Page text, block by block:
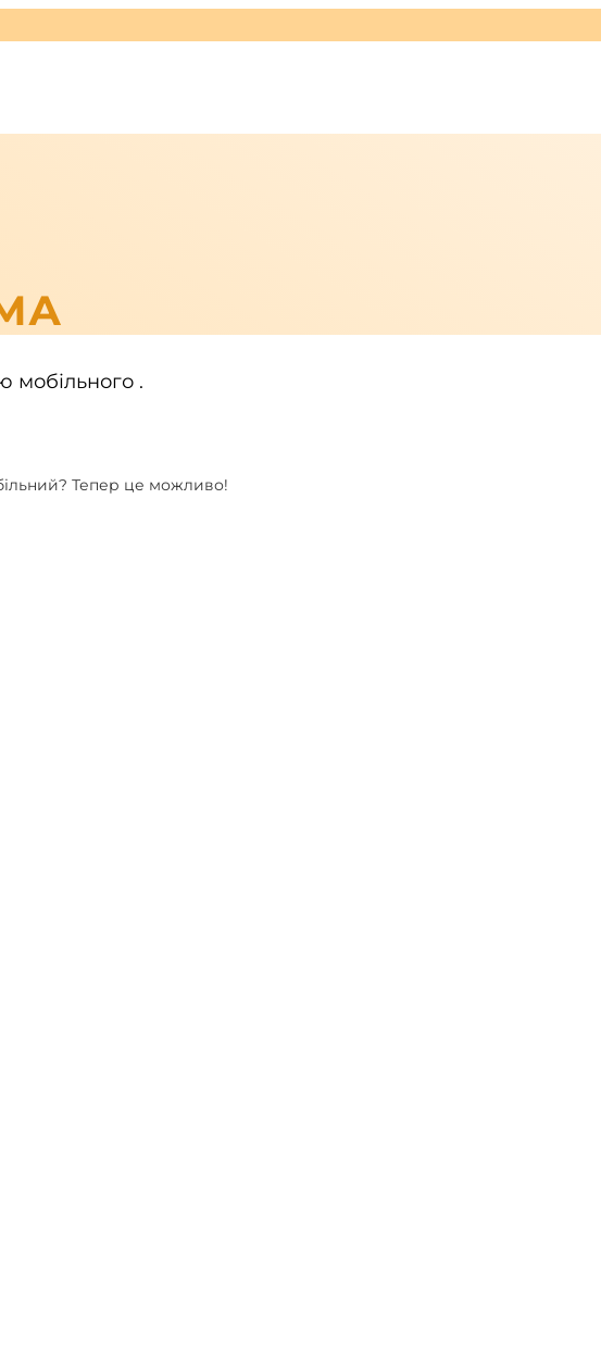
мобільного .
Тепер це можливо!